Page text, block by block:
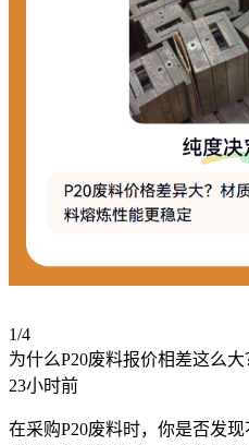
1/4
为什么P20废料报价相差这么
23小时前
在采购P20废料时，你是否发